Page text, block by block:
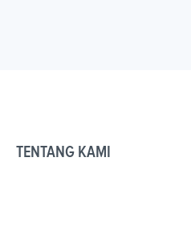
TENTANG KAMI